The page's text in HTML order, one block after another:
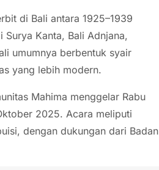
di Bali antara 1925–1939
Kanta, Bali Adnjana,
umumnya berbentuk syair
yang lebih modern.
Mahima menggelar Rabu
2025. Acara meliputi
dengan dukungan dari Badan